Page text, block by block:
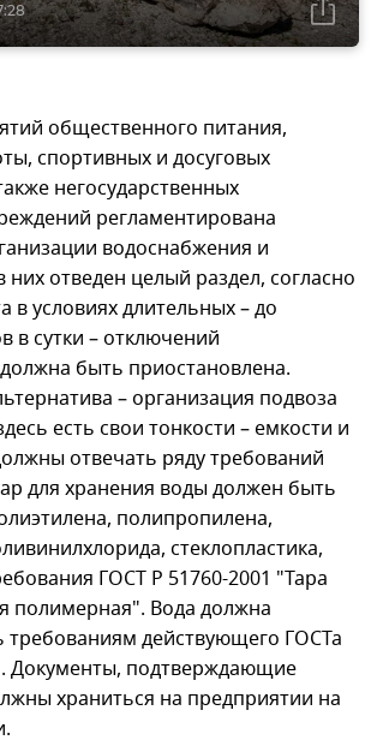
общественного питания,
спортивных и досуговых
негосударственных
регламентирована
водоснабжения и
них отведен целый раздел, согласно
в условиях длительных – до
в сутки – отключений
быть приостановлена.
– организация подвоза
есть свои тонкости – емкости и
отвечать ряду требований
для хранения воды должен быть
полипропилена,
стеклопластика,
ГОСТ Р 51760-2001 "Тара
полимерная". Вода должна
требованиям действующего ГОСТа
Документы, подтверждающие
храниться на предприятии на